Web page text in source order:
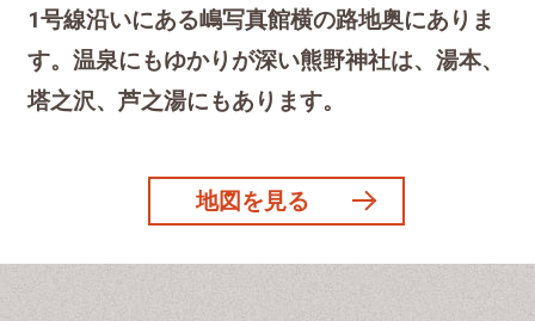
1号線沿いにある嶋写真館横の路地奥にありま
す。温泉にもゆかりが深い熊野神社は、湯本、
塔之沢、芦之湯にもあります。
地図を見る